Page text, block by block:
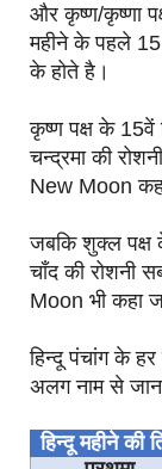
और कृष्ण/कृष्णा
महीने के पहले 15
के होते है।
कृष्ण पक्ष के 15वें
चन्द्रमा की
New Moon
जबकि शुक्ल पक्ष के
चाँद की रोशनी
Moon भी कहा
हिन्दू पंचांग के
अलग नाम से
हिन्दू महीने की